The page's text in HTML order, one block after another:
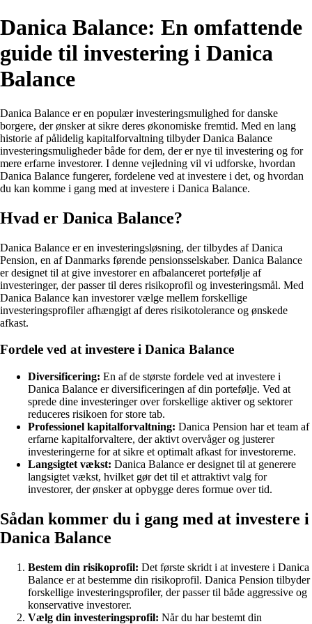
Danica Balance: En omfattende
guide til investering i Danica
Balance
Danica Balance er en populær investeringsmulighed for danske
borgere, der ønsker at sikre deres økonomiske fremtid. Med en lang
historie af pålidelig kapitalforvaltning tilbyder Danica Balance
investeringsmuligheder både for dem, der er nye til investering og for
mere erfarne investorer. I denne vejledning vil vi udforske, hvordan
Danica Balance fungerer, fordelene ved at investere i det, og hvordan
du kan komme i gang med at investere i Danica Balance.
Hvad er Danica Balance?
Danica Balance er en investeringsløsning, der tilbydes af Danica
Pension, en af Danmarks førende pensionsselskaber. Danica Balance
er designet til at give investorer en afbalanceret portefølje af
investeringer, der passer til deres risikoprofil og investeringsmål. Med
Danica Balance kan investorer vælge mellem forskellige
investeringsprofiler afhængigt af deres risikotolerance og ønskede
afkast.
Fordele ved at investere i Danica Balance
Diversificering: En af de største fordele ved at investere i
Danica Balance er diversificeringen af din portefølje. Ved at
sprede dine investeringer over forskellige aktiver og sektorer
reduceres risikoen for store tab.
Professionel kapitalforvaltning: Danica Pension har et team af
erfarne kapitalforvaltere, der aktivt overvåger og justerer
investeringerne for at sikre et optimalt afkast for investorerne.
Langsigtet vækst: Danica Balance er designet til at generere
langsigtet vækst, hvilket gør det til et attraktivt valg for
investorer, der ønsker at opbygge deres formue over tid.
Sådan kommer du i gang med at investere i
Danica Balance
Bestem din risikoprofil: Det første skridt i at investere i Danica
Balance er at bestemme din risikoprofil. Danica Pension tilbyder
forskellige investeringsprofiler, der passer til både aggressive og
konservative investorer.
Vælg din investeringsprofil: Når du har bestemt din